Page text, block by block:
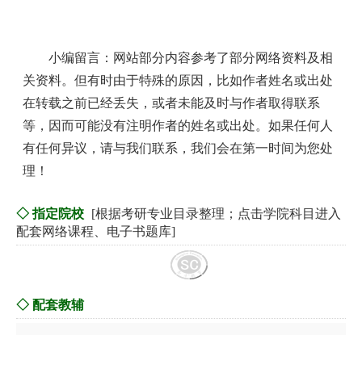
小编留言：网站部分内容参考了部分网络资料及相
关资料。但有时由于特殊的原因，比如作者姓名或出处
在转载之前已经丢失，或者未能及时与作者取得联系
等，因而可能没有注明作者的姓名或出处。如果任何人
有任何异议，请与我们联系，我们会在第一时间为您处
理！
◇ 指定院校 [根据考研专业目录整理；点击学院科目进入
配套网络课程、电子书题库]
◇ 配套教辅